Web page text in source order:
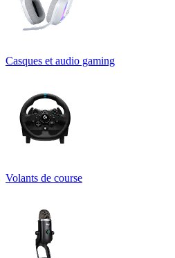
Casques et audio gaming
Volants de course